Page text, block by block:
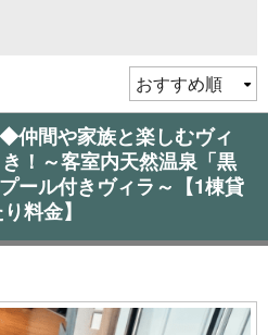
間や家族と楽しむヴィ
！～客室内天然温泉「黒
ール付きヴィラ～【1棟貸
料金】